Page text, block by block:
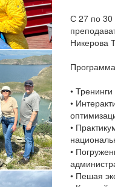
С 27 по 30
Никерова
•
•
•
•
• Пешая